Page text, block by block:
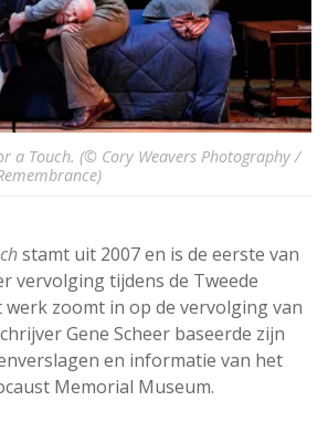
a Touch. (© Cory Weavers Photography /
stamt uit 2007 en is de eerste van
vervolging tijdens de Tweede
zoomt in op de vervolging van
Gene Scheer baseerde zijn
en informatie van het
Memorial Museum.